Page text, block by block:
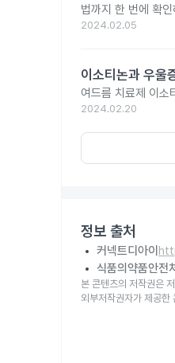
법까지 한 번에 확
2024.02.05
이소티논과 우울
여드름 치료제 이소
2024.02.20
정보 출처
커넥트디아이
식품의약품안전
본 콘텐츠의 저작권은
외부저작권자가 제공한